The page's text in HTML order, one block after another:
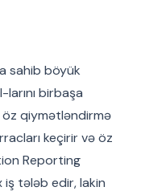
sahib böyük
birbaşa
qiymətləndirmə
keçirir və öz
Reporting
iş tələb edir, lakin